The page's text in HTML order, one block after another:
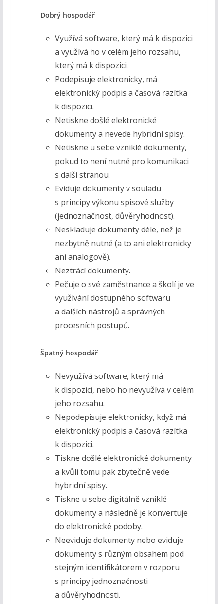
Dobrý hospodář
Využívá software, který má k dispozici
a využívá ho v celém jeho rozsahu,
který má k dispozici.
Podepisuje elektronicky, má
elektronický podpis a časová razítka
k dispozici.
Netiskne došlé elektronické
dokumenty a nevede hybridní spisy.
Netiskne u sebe vzniklé dokumenty,
pokud to není nutné pro komunikaci
s další stranou.
Eviduje dokumenty v souladu
s principy výkonu spisové služby
(jednoznačnost, důvěryhodnost).
Neskladuje dokumenty déle, než je
nezbytně nutné (a to ani elektronicky
ani analogově).
Neztrácí dokumenty.
Pečuje o své zaměstnance a školí je ve
využívání dostupného softwaru
a dalších nástrojů a správných
procesních postupů.
Špatný hospodář
Nevyužívá software, který má
k dispozici, nebo ho nevyužívá v celém
jeho rozsahu.
Nepodepisuje elektronicky, když má
elektronický podpis a časová razítka
k dispozici.
Tiskne došlé elektronické dokumenty
a kvůli tomu pak zbytečně vede
hybridní spisy.
Tiskne u sebe digitálně vzniklé
dokumenty a následně je konvertuje
do elektronické podoby.
Neeviduje dokumenty nebo eviduje
dokumenty s různým obsahem pod
stejným identifikátorem v rozporu
s principy jednoznačnosti
a důvěryhodnosti.